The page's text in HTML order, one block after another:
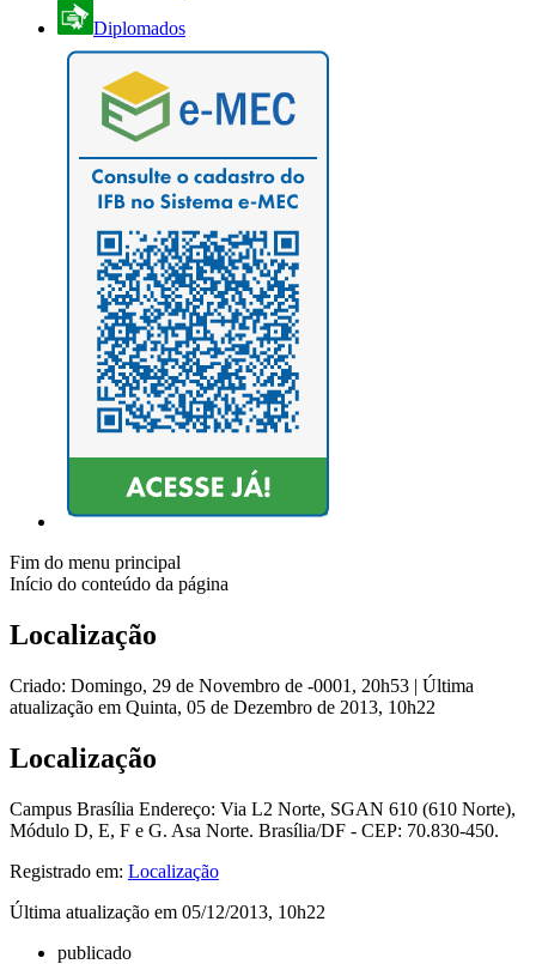
Diplomados
Fim do menu principal
Início do conteúdo da página
Localização
Criado: Domingo, 29 de Novembro de -0001, 20h53 | Última
atualização em Quinta, 05 de Dezembro de 2013, 10h22
Localização
Campus Brasília Endereço: Via L2 Norte, SGAN 610 (610 Norte),
Módulo D, E, F e G. Asa Norte. Brasília/DF - CEP: 70.830-450.
Registrado em: Localização
Última atualização em 05/12/2013, 10h22
publicado